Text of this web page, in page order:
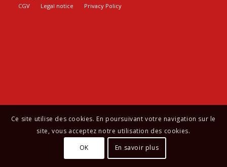
CGV
Legal notice Privacy Policy
Ce site utilise des cookies. En poursuivant votre navigation sur le
site, vous acceptez notre utilisation des cookies.
OK
En savoir plus